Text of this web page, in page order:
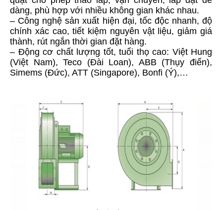
dàng, phù hợp với nhiều không gian khác nhau.
– Công nghệ sản xuất hiện đại, tốc độc nhanh, độ
chính xác cao, tiết kiệm nguyên vật liệu, giảm giá
thành, rút ngắn thời gian đặt hàng.
– Động cơ chất lượng tốt, tuổi thọ cao: Việt Hung
(Việt Nam), Teco (Đài Loan), ABB (Thụy điển),
Simems (Đức), ATT (Singapore), Bonfi (Ý),…